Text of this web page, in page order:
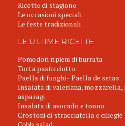
Ricette di stagione
Le occasioni speciali
Le feste tradizionali
LE ULTIME RICETTE
Pomodori ripieni di burrata
Torta pasticciotto
Paella di funghi - Paella de setas
Insalata di valeriana,
asparagi
Insalata di avocado e tonno
Crostoni di stracciatella e ciliegie